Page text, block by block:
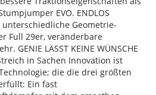
EVO. ENDLOS
unterschiedliche Geometrie-
Full 29er, veränderbare
GENIE LÄSST KEINE WÜNSCHE
in Sachen Innovation ist
die die drei größten
Ein fast